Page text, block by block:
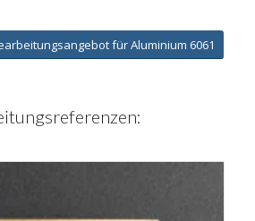
für Aluminium 6061